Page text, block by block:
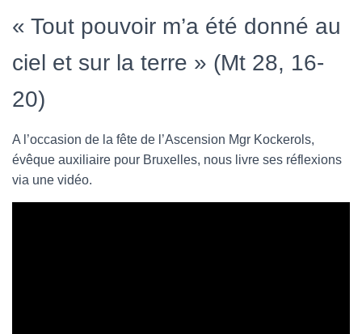
« Tout pouvoir m’a été donné au
ciel et sur la terre » (Mt 28, 16-
20)
A l’occasion de la fête de l’Ascension Mgr Kockerols,
évêque auxiliaire pour Bruxelles, nous livre ses réflexions
via une vidéo.